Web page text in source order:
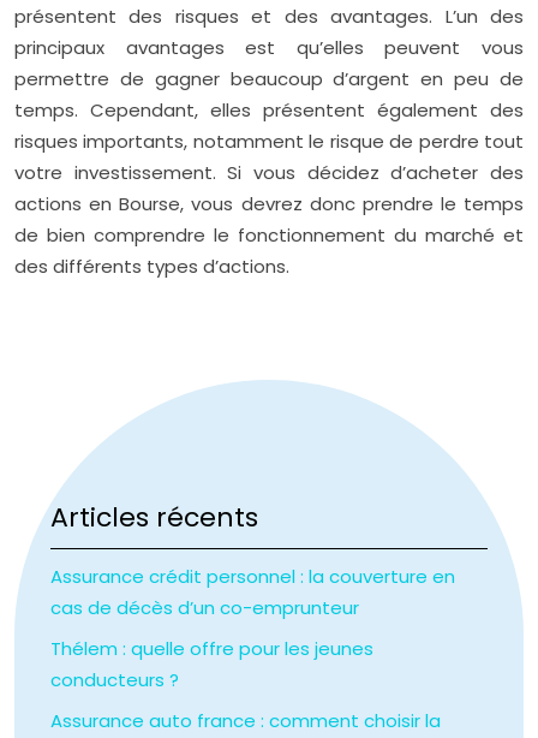
présentent des risques et des avantages. L’un des
principaux avantages est qu’elles peuvent vous
permettre de gagner beaucoup d’argent en peu de
temps. Cependant, elles présentent également des
risques importants, notamment le risque de perdre tout
votre investissement. Si vous décidez d’acheter des
actions en Bourse, vous devrez donc prendre le temps
de bien comprendre le fonctionnement du marché et
des différents types d’actions.
Articles récents
Assurance crédit personnel : la couverture en
cas de décès d’un co-emprunteur
Thélem : quelle offre pour les jeunes
conducteurs ?
Assurance auto france : comment choisir la